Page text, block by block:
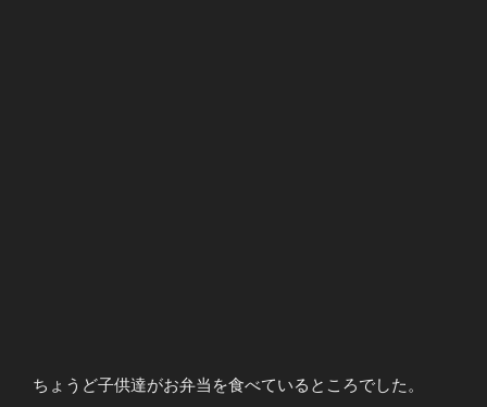
ちょうど子供達がお弁当を食べているところでした。